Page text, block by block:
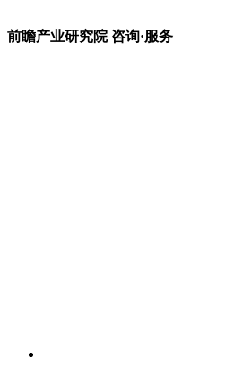
前瞻产业研究院 咨询·服务